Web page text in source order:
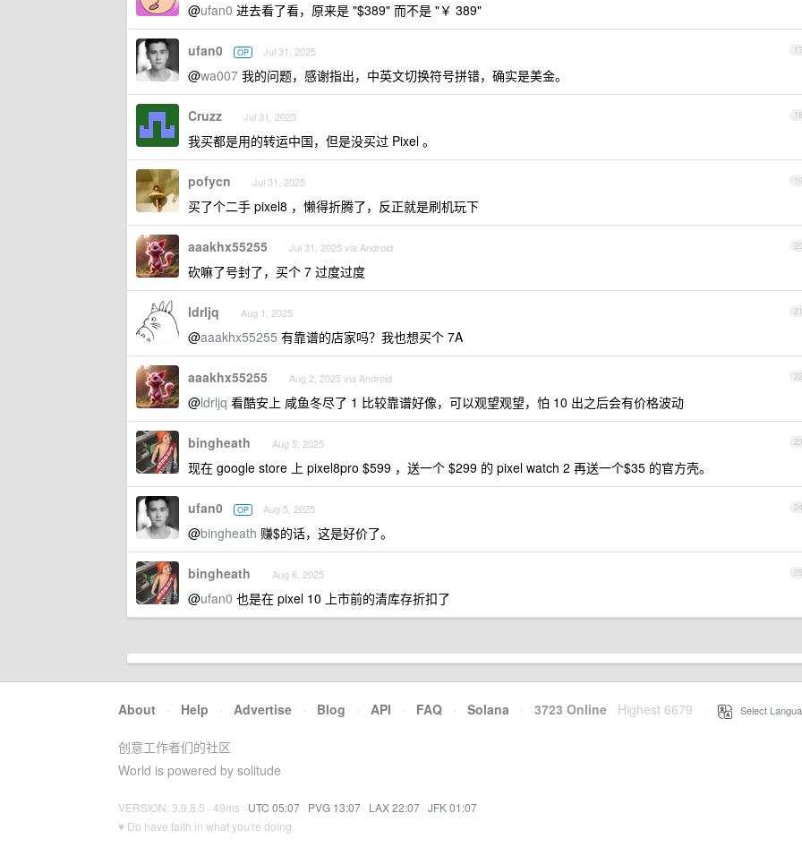
@ufan0 进去看了看，原来是 "$389" 而不是 "￥ 389"
17
ufan0 OP Jul 31, 2025
@wa007 我的问题，感谢指出，中英文切换符号拼错，确实是美金。
18
Cruzz Jul 31, 2025
我买都是用的转运中国，但是没买过 Pixel 。
19
pofycn Jul 31, 2025
买了个二手 pixel8 ，懒得折腾了，反正就是刷机玩下
20
aaakhx55255 Jul 31, 2025 via Android
砍嘛了号封了，买个 7 过度过度
21
ldrljq Aug 1, 2025
@aaakhx55255 有靠谱的店家吗？我也想买个 7A
22
aaakhx55255 Aug 2, 2025 via Android
@ldrljq 看酷安上 咸鱼冬尽了 1 比较靠谱好像，可以观望观望，怕 10 出之后会有价格波动
23
bingheath Aug 5, 2025
现在 google store 上 pixel8pro $599 ，送一个 $299 的 pixel watch 2 再送一个$35 的官方壳。
24
ufan0 OP Aug 5, 2025
@bingheath 赚$的话，这是好价了。
25
bingheath Aug 6, 2025
@ufan0 也是在 pixel 10 上市前的清库存折扣了
About · Help · Advertise · Blog · API · FAQ · Solana · 3723 Online Highest 6679 Select
创意工作者们的社区
World is powered by solitude
VERSION: 3.9.8.5 · 49ms · UTC 05:07 · PVG 13:07 · LAX 22:07 · JFK 01:07
♥ Do have faith in what you're doing.